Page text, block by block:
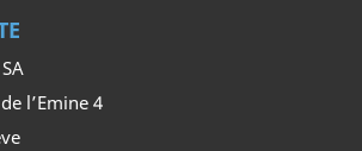
l’Emine 4